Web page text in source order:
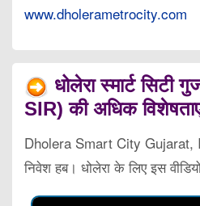
www.dholerametrocity.com
धोलेरा स्मार्ट सिटी
SIR) की अधिक
Dholera Smart City Gujarat,
निवेश हब। धोलेरा के लिए इस